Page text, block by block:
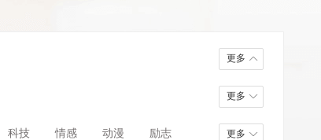
更多
更多
科技 情感 动漫 励志 更多